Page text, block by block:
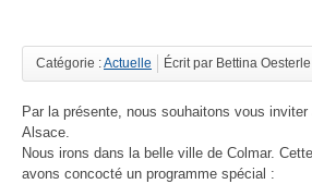
Catégorie :Actuelle Écrit par Bettina Oesterle
Par la présente, nous souhaitons vous
Alsace.
Nous irons dans la belle ville de Colmar.
avons concocté un programme spécial :